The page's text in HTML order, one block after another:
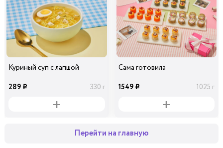
Куриный суп с лапшой
289 i 330 г
Сама готовила
1549 i 1025 г
Перейти на главную